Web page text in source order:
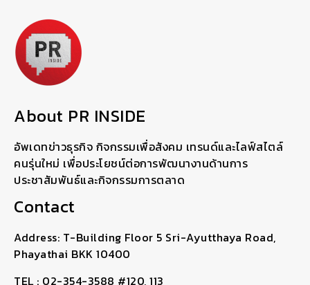
About PR INSIDE
อัพเดทข่าวธุรกิจ กิจกรรมเพื่อสังคม เทรนด์และไลฟ์สไตล์
คนรุ่นใหม่ เพื่อประโยชน์ต่อการพัฒนางานด้านการ
ประชาสัมพันธ์และกิจกรรมการตลาด
Contact
Address: T-Building Floor 5 Sri-Ayutthaya Road,
Phayathai BKK 10400
TEL : 02-354-3588 #120, 113